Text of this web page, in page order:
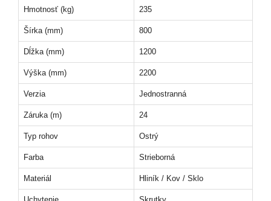
Hmotnosť (kg) 235
Šírka (mm) 800
Dĺžka (mm) 1200
Výška (mm) 2200
Verzia Jednostranná
Záruka (m) 24
Typ rohov Ostrý
Farba Strieborná
Materiál Hliník / Kov / Sklo